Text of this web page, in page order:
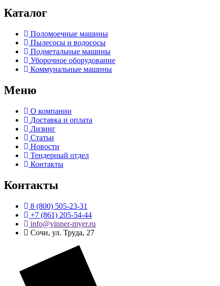
Каталог
Поломоечные машины
Пылесосы и водососы
Подметальные машины
Уборочное оборудование
Коммунальные машины
Меню
О компании
Доставка и оплата
Лизинг
Статьи
Новости
Тендерный отдел
Контакты
Контакты
8 (800) 505-23-31
+7 (861) 205-54-44
info@vinner-myer.ru
Сочи, ул. Труда, 27